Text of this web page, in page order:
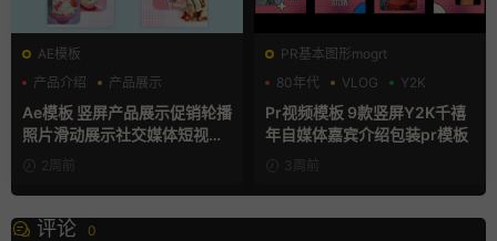
AE模板
产品介绍
产品展示
卡通模板
Ae模板 竖屏产品展示促销轮播
照片滑动展示社交媒体短视频
片头2周前
PR基本图形mogrt
80年代
VLOG Y2K
Pr视频模板 9款竖屏Y2K千禧
年自媒体嘉宾介绍包装pr模板
3周前
评论 0